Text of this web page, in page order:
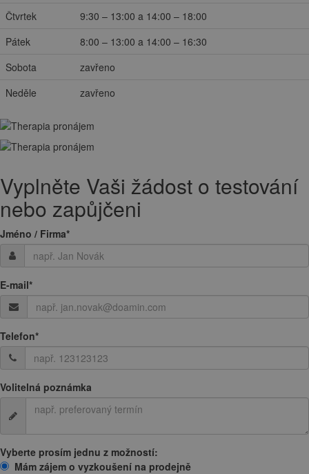
Čtvrtek
9:30 – 13:00 a 14:00 – 18:00
Pátek
8:00 – 13:00 a 14:00 – 16:30
Sobota
zavřeno
Neděle
zavřeno
Vyplněte Vaši žádost o testování
nebo zapůjčeni
Jméno / Firma*
E-mail*
Telefon*
Volitelná poznámka
Vyberte prosím jednu z možností:
Mám zájem o vyzkoušení na prodejně